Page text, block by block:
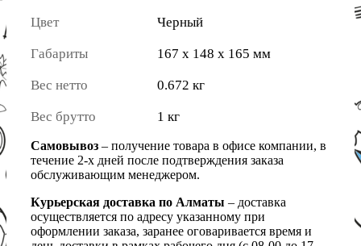
Цвет Черный
Габариты 167 x 148 x 165 мм
Вес нетто 0.672 кг
Вес брутто 1 кг
Самовывоз – получение товара в офисе компании, в
течение 2-х дней после подтверждения заказа
обслуживающим менеджером.
Курьерская доставка по Алматы – доставка
осуществляется по адресу указанному при
оформлении заказа, заранее оговаривается время и